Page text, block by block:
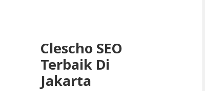
Clescho SEO
Terbaik Di
Jakarta